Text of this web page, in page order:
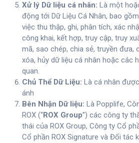
Xử lý Dữ liệu cá nhân: Là một
động tới Dữ Liệu Cá Nhân, bao
việc thu thập, ghi, phân tích, xác
công khai, kết hợp, truy cập, truy
mã, sao chép, chia sẻ, truyền đưa,
xóa, hủy dữ liệu cá nhân hoặc các
quan.
Chủ Thể Dữ Liệu: Là cá nhân
ánh
Bên Nhận Dữ liệu: Là Popplife,
ROX (“ROX Group”) các công ty
thái của ROX Group, Công ty Cổ
Cổ phần ROX Signature và Đối tác